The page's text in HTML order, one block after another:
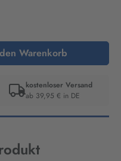
gewünschten Wert
Warenkorb
kostenloser Versand
ab 39,95 € in DE